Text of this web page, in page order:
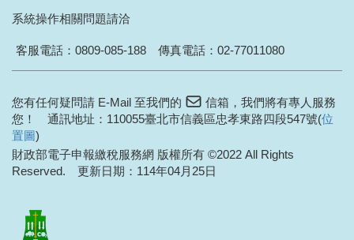
系統操作相關問題請洽
客服電話： 0809-085-188 傳真電話：02-77011080
您有任何疑問請 E-Mail 至我們的 信箱 ，我們將有專人服務
您！ 通訊地址：110055臺北市信義區忠孝東路四段547號(位
置圖)
財政部電子申報繳稅服務網 版權所有 ©2022 All Rights
Reserved. 更新日期：114年04月25日